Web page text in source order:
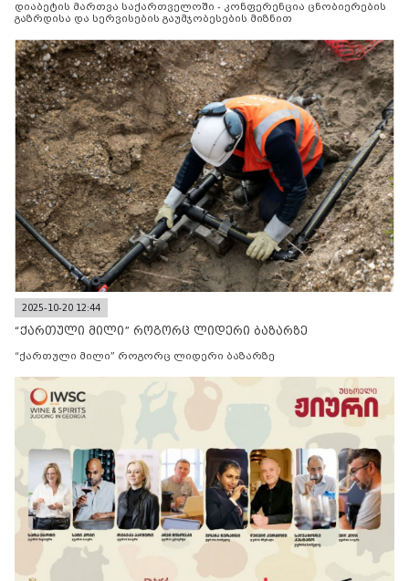
დიაბეტის მართვა საქართველოში - კონფერენცია ცნობიერების
გაზრდისა და სერვისების გაუმჯობესების მიზნით
2025-10-20 12:44
“ქართული მილი” როგორც ლიდერი ბაზარზე
“ქართული მილი” როგორც ლიდერი ბაზარზე